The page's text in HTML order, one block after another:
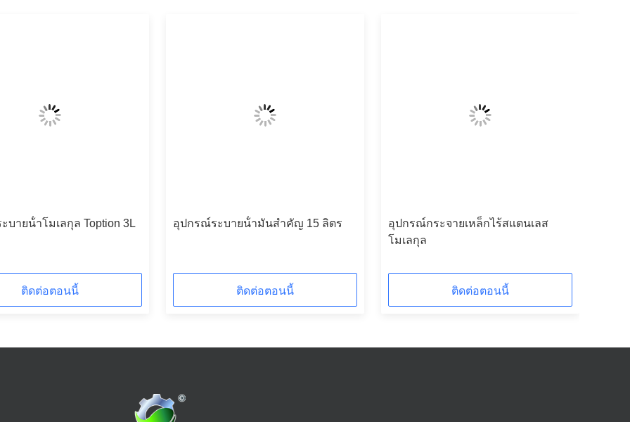
บายน้ําโมเลกุล Toption 3L
ติดต่อตอนนี้
อุปกรณ์ระบายน้ํามันสําคัญ 15 ลิตร
ติดต่อตอนนี้
อุปกรณ์กระจายเหล็กไร้สแตนเลส
โมเลกุล
ติดต่อตอนนี้